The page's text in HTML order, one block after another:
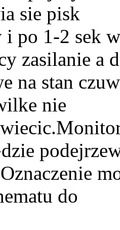
sie pisk
po 1-2 sek
zasilanie a
na stan
nie
do